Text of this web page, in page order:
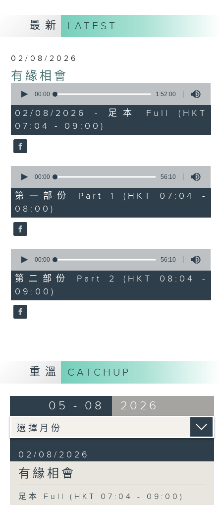
最新 LATEST
02/08/2026
有緣相會
seconds
1
hour,
52
minutes,
0
seconds
00:00 1:52:00
02/08/2026 - 足本 Full (HKT
07:04 - 09:00)
seconds
56
minutes,
10
seconds
00:00 56:10
第一部份 Part 1 (HKT 07:04 -
08:00)
seconds
56
minutes,
10
seconds
00:00 56:10
第二部份 Part 2 (HKT 08:04 -
09:00)
重溫 CATCHUP
05 - 08 2026
02/08/2026
有緣相會
足本 Full (HKT 07:04 - 09:00)